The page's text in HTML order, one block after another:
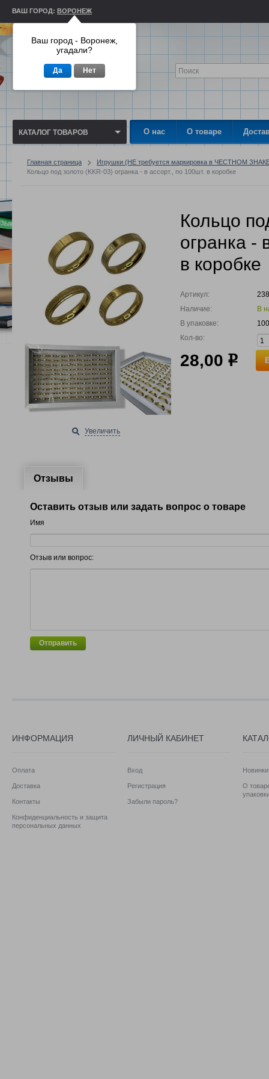
ВАШ ГОРОД: ВОРОНЕЖ
КАТАЛОГ ТОВАРОВ О нас О товаре
Главная страница
Игрушки (НЕ требуется маркировка в ЧЕСТНОМ
Кольцо под золото (KKR-03) огранка - в ассорт., по 100шт. в коробке
Увеличить
Кольцо
огранка -
в коробке
Артикул:
Наличие:
В
В упаковке:
Кол-во:
28,00 р
Отзывы
Оставить отзыв или задать вопрос о товаре
Имя
Отзыв или вопрос:
Отправить
ИНФОРМАЦИЯ
Оплата
Доставка
Контакты
Конфиденциальность и защита
персональных данных
ЛИЧНЫЙ КАБИНЕТ
Вход
Регистрация
Забыли пароль?
Новинки
О
Ваш город - Воронеж,
угадали?
Да Нет